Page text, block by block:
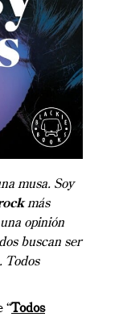
musa. Soy
más
opinión
buscan ser
Todos
“Todos